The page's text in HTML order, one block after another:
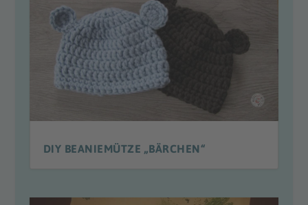
DIY BEANIEMÜTZE „BÄRCHEN“